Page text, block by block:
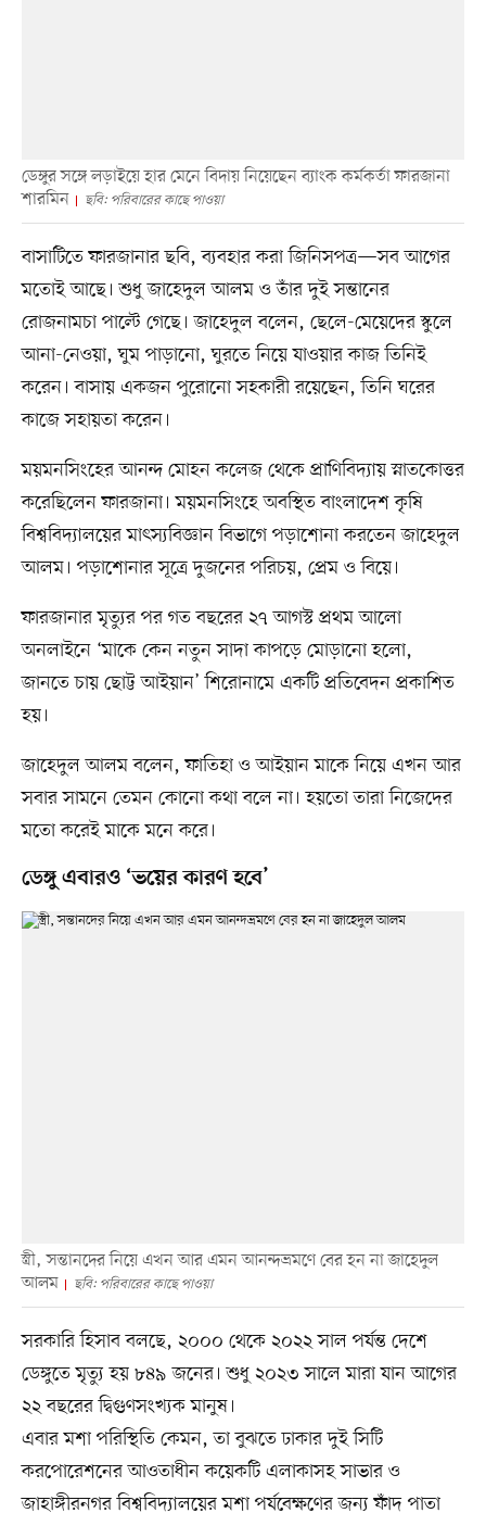
ডেঙ্গুর সঙ্গে লড়াইয়ে হার মেনে বিদায় নিয়েছেন ব্যাংক কর্মকর্তা ফারজানা
শারমিন
ছবি: পরিবারের কাছে পাওয়া
বাসাটিতে ফারজানার ছবি, ব্যবহার করা জিনিসপত্র—সব আগের
মতোই আছে। শুধু জাহেদুল আলম ও তাঁর দুই সন্তানের
রোজনামচা পাল্টে গেছে। জাহেদুল বলেন, ছেলে-মেয়েদের স্কুলে
আনা-নেওয়া, ঘুম পাড়ানো, ঘুরতে নিয়ে যাওয়ার কাজ তিনিই
করেন। বাসায় একজন পুরোনো সহকারী রয়েছেন, তিনি ঘরের
কাজে সহায়তা করেন।
ময়মনসিংহের আনন্দ মোহন কলেজ থেকে প্রাণিবিদ্যায় স্নাতকোত্তর
করেছিলেন ফারজানা। ময়মনসিংহে অবস্থিত বাংলাদেশ কৃষি
বিশ্ববিদ্যালয়ের মাৎস্যবিজ্ঞান বিভাগে পড়াশোনা করতেন জাহেদুল
আলম। পড়াশোনার সূত্রে দুজনের পরিচয়, প্রেম ও বিয়ে।
ফারজানার মৃত্যুর পর গত বছরের ২৭ আগস্ট প্রথম আলো
অনলাইনে ‘মাকে কেন নতুন সাদা কাপড়ে মোড়ানো হলো,
জানতে চায় ছোট্ট আইয়ান’ শিরোনামে একটি প্রতিবেদন প্রকাশিত
হয়।
জাহেদুল আলম বলেন, ফাতিহা ও আইয়ান মাকে নিয়ে এখন আর
সবার সামনে তেমন কোনো কথা বলে না। হয়তো তারা নিজেদের
মতো করেই মাকে মনে করে।
ডেঙ্গু এবারও ‘ভয়ের কারণ হবে’
স্ত্রী, সন্তানদের নিয়ে এখন আর এমন আনন্দভ্রমণে বের হন না জাহেদুল
আলম
ছবি: পরিবারের কাছে পাওয়া
সরকারি হিসাব বলছে, ২০০০ থেকে ২০২২ সাল পর্যন্ত দেশে
ডেঙ্গুতে মৃত্যু হয় ৮৪৯ জনের। শুধু ২০২৩ সালে মারা যান আগের
২২ বছরের দ্বিগুণসংখ্যক মানুষ।
এবার মশা পরিস্থিতি কেমন, তা বুঝতে ঢাকার দুই সিটি
করপোরেশনের আওতাধীন কয়েকটি এলাকাসহ সাভার ও
জাহাঙ্গীরনগর বিশ্ববিদ্যালয়ের মশা পর্যবেক্ষণের জন্য ফাঁদ পাতা